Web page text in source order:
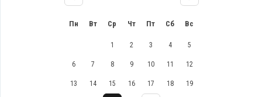
Пн Вт Ср Чт Пт Сб Вс
1 2 3 4 5
6 7 8 9 10 11 12
13 14 15 16 17 18 19